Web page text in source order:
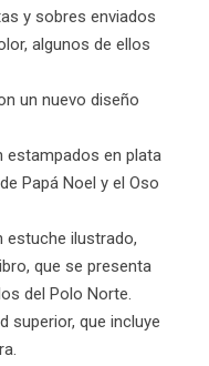
y sobres enviados
algunos de ellos
un nuevo diseño
estampados en plata
Papá Noel y el Oso
estuche ilustrado,
que se presenta
del Polo Norte.
superior, que incluye